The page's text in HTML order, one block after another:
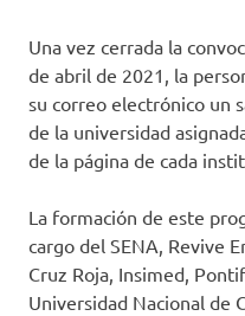
Una vez cerrada la
de abril de 2021, la
su correo electrónico un
de la universidad
de la página de cada
La formación de este
cargo del SENA, Revive
Cruz Roja, Insimed,
Universidad Nacional de